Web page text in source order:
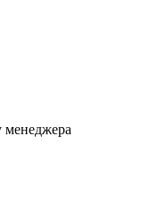
менеджера